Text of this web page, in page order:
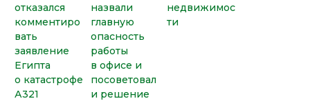
отказался
комментиро
вать
заявление
Египта
о катастрофе
А321
назвали
главную
опасность
работы
в офисе и
посоветовал
и решение
недвижимос
ти